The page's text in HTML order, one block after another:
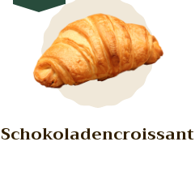
Schokoladencroissant